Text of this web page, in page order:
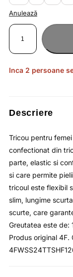
Anulează
Cantitate
monocolor
pentru
femei,
top
si
Inca 2 persoane
Descriere
Tricou pentru
confectionat din
parte, elastic si
si care permite
tricoul este flexibil
slim, lungime
scurte, care
Greutatea este de:
Produs original 4F.